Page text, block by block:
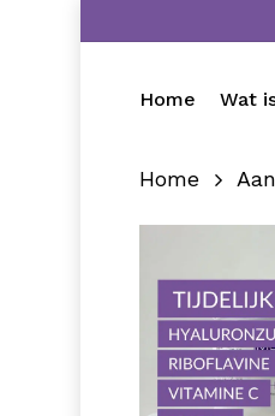
Home Wat
Home